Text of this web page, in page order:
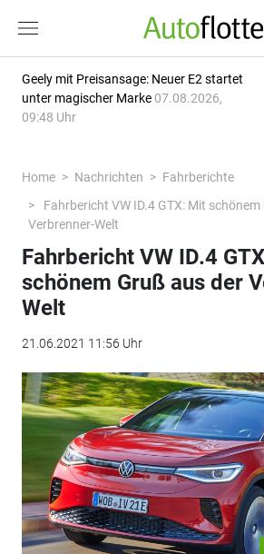
Geely mit Preisansage: Neuer E2 startet
unter magischer Marke 07.08.2026,
09:48 Uhr
Home Nachrichten
Fahrberichte
Fahrbericht VW ID.4 GTX: Mit
Verbrenner-Welt
Fahrbericht VW ID.4
schönem Gruß aus der
Welt
21.06.2021 11:56 Uhr